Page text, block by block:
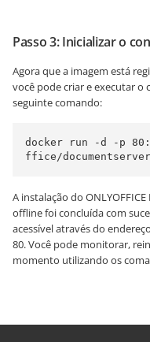
Passo 3: Inicializar o
Agora que a imagem está
você pode criar e executar
seguinte comando:
docker run -d -p
ffice/
A instalação do
offline foi concluída com
acessível através do
80. Você pode monitorar,
momento utilizando os